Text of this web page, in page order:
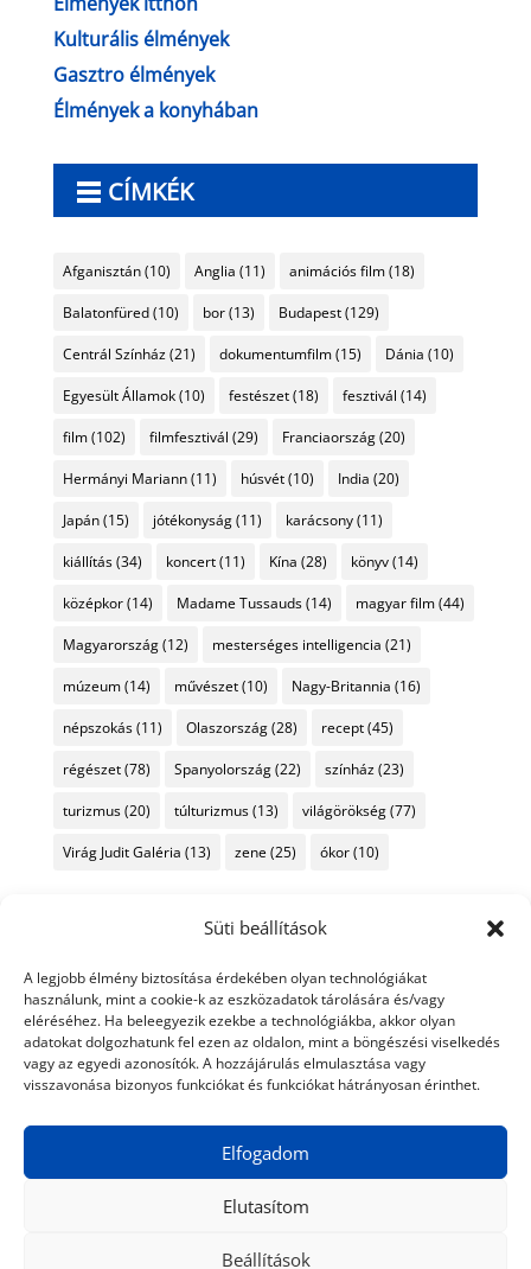
Süti beállítások
A legjobb élmény biztosítása érdekében olyan technológiákat
használunk, mint a cookie-k az eszközadatok tárolására és/vagy
eléréséhez. Ha beleegyezik ezekbe a technológiákba, akkor olyan
adatokat dolgozhatunk fel ezen az oldalon, mint a böngészési viselkedés
vagy az egyedi azonosítók. A hozzájárulás elmulasztása vagy
visszavonása bizonyos funkciókat és funkciókat hátrányosan érinthet.
Elfogadom
Elutasítom
Beállítások
Kulturális élmények
Gasztro élmények
Élmények a konyhában
CÍMKÉK
Afganisztán(10) Anglia (11) animációs film(18)
Balatonfüred(10) bor(13) Budapest(129)
Centrál Színház(21) dokumentumfilm(15) Dánia (10)
Egyesült Államok(10) festészet(18) fesztivál (14)
film(102) filmfesztivál (29) Franciaország(20)
Hermányi Mariann(11) húsvét(10) India (20)
Japán(15) jótékonyság(11) karácsony(11)
kiállítás(34) koncert(11) Kína (28) könyv(14)
középkor(14) Madame Tussauds(14) magyar film(44)
Magyarország(12) mesterséges intelligencia (21)
múzeum(14) művészet(10) Nagy-Britannia (16)
népszokás(11) Olaszország(28) recept(45)
régészet(78) Spanyolország(22) színház(23)
turizmus(20) túlturizmus(13) világörökség(77)
Virág Judit Galéria (13) zene (25) ókor(10)
© 2024 Tiéd a Világ Médiaajánlat